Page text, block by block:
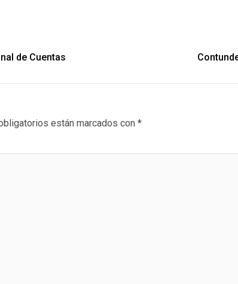
de Cuentas
están marcados con *